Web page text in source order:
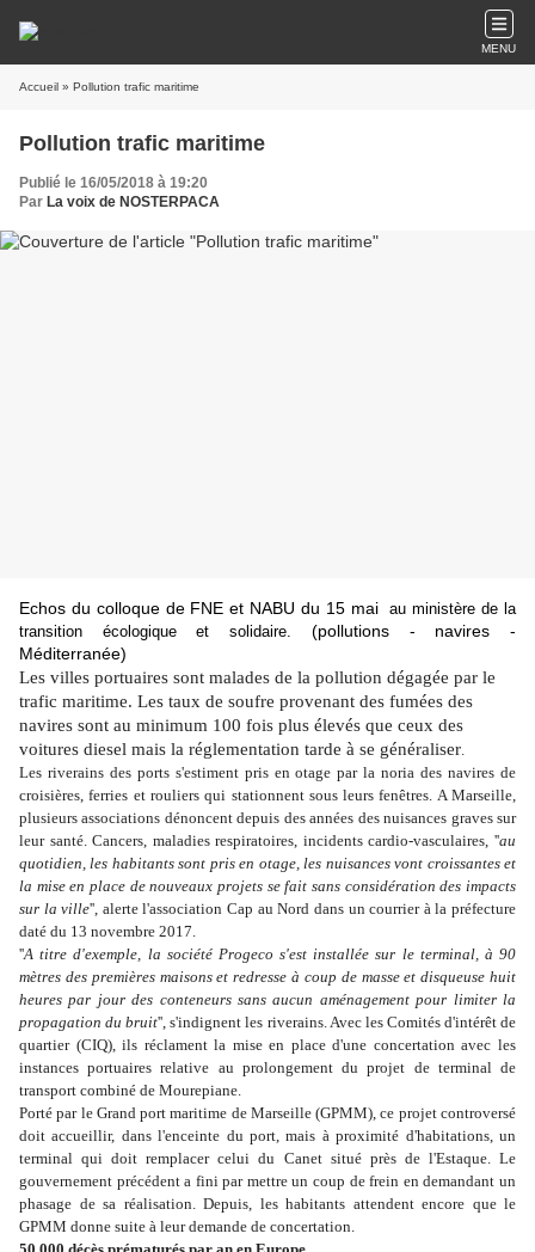
MENU
Accueil » Pollution trafic maritime
Pollution trafic maritime
Publié le 16/05/2018 à 19:20
Par La voix de NOSTERPACA
Echos du colloque de FNE et NABU du 15 mai au ministère de la
transition écologique et solidaire.
(pollutions - navires -
Méditerranée)
Les villes portuaires sont malades de la pollution dégagée par le
trafic maritime. Les taux de soufre provenant des fumées des
navires sont au minimum 100 fois plus élevés que ceux des
voitures diesel mais la réglementation tarde à se généraliser.
Les riverains des ports s'estiment pris en otage par la noria des navires de
croisières, ferries et rouliers qui stationnent sous leurs fenêtres. A Marseille,
plusieurs associations dénoncent depuis des années des nuisances graves sur
leur santé. Cancers, maladies respiratoires, incidents cardio-vasculaires, ''au
quotidien, les habitants sont pris en otage, les nuisances vont croissantes et
la mise en place de nouveaux projets se fait sans considération des impacts
sur la ville'', alerte l'association Cap au Nord dans un courrier à la préfecture
daté du 13 novembre 2017.
''A titre d'exemple, la société Progeco s'est installée sur le terminal, à 90
mètres des premières maisons et redresse à coup de masse et disqueuse huit
heures par jour des conteneurs sans aucun aménagement pour limiter la
propagation du bruit'', s'indignent les riverains. Avec les Comités d'intérêt de
quartier (CIQ), ils réclament la mise en place d'une concertation avec les
instances portuaires relative au prolongement du projet de terminal de
transport combiné de Mourepiane.
Porté par le Grand port maritime de Marseille (GPMM), ce projet controversé
doit accueillir, dans l'enceinte du port, mais à proximité d'habitations, un
terminal qui doit remplacer celui du Canet situé près de l'Estaque. Le
gouvernement précédent a fini par mettre un coup de frein en demandant un
phasage de sa réalisation. Depuis, les habitants attendent encore que le
GPMM donne suite à leur demande de concertation.